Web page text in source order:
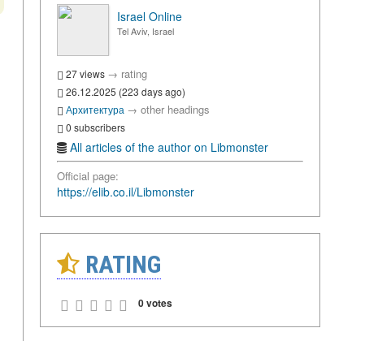
Israel Online
Tel Aviv, Israel
27 views → rating
26.12.2025 (223 days ago)
Архитектура → other headings
0 subscribers
All articles of the author on Libmonster
Official page:
https://elib.co.il/Libmonster
RATING
0 votes